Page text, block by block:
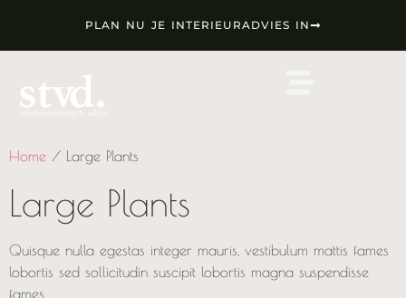
PLAN NU JE INTERIEURADVIES IN
Home / Large Plants
Large Plants
Quisque nulla egestas integer mauris, vestibulum mattis fames
lobortis sed sollicitudin suscipit lobortis magna suspendisse
fames